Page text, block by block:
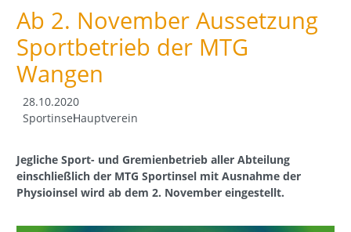
Ab 2. November Aussetzung
Sportbetrieb der MTG
Wangen
28.10.2020
SportinselHauptverein
Jegliche Sport- und Gremienbetrieb aller Abteilung
einschließlich der MTG Sportinsel mit Ausnahme der
Physioinsel wird ab dem 2. November eingestellt.